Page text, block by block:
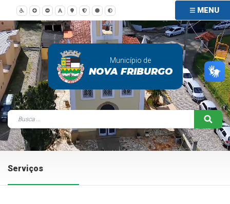
MENU
Município de
NOVA FRIBURGO
Serviços